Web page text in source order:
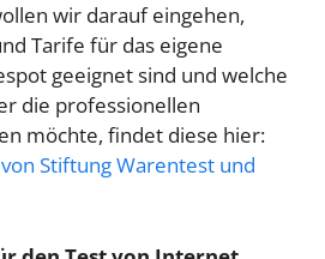
wir darauf eingehen,
Tarife für das eigene
geeignet sind und welche
die professionellen
möchte, findet diese hier:
Stiftung Warentest und